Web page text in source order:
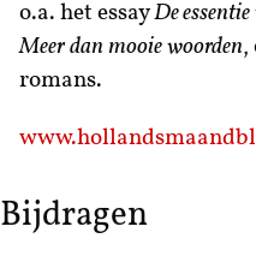
o.a. het essayDe
Meer dan mooie woorden,
romans.
Bijdragen